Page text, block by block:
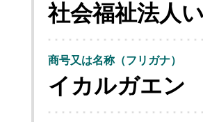
社会福祉法人
商号又は名称（フリガナ）
イカルガエン